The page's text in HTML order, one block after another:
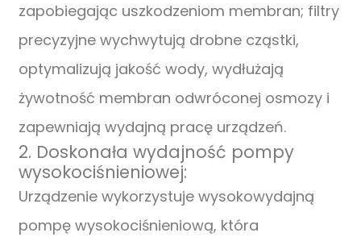
zapobiegając uszkodzeniom membran; filtry
precyzyjne wychwytują drobne cząstki,
optymalizują jakość wody, wydłużają
żywotność membran odwróconej osmozy i
zapewniają wydajną pracę urządzeń.
2. Doskonała wydajność pompy
wysokociśnieniowej:
Urządzenie wykorzystuje wysokowydajną
pompę wysokociśnieniową, która